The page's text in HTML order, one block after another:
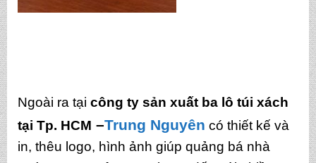
Ngoài ra tại công ty sản xuất ba lô túi xách
tại Tp. HCM –Trung Nguyên có thiết kế và
in, thêu logo, hình ảnh giúp quảng bá nhà